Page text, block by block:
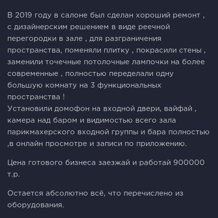
В 2019 году в салоне был сделан хороший ремонт ,
с дизайнерским решением в виде реечной
перегородки в зале , для разграничения
пространства, поменяли плитку , покрасили стены ,
заменили точечные потолочные лампочки на более
современные , полностью переделали одну
большую комнату на 3 функциональных
пространства !
Установили домофон на входной двери, вайфай ,
камера над баром и видимостью всего зала
парикмахерского входной группы и бара полностью
,в онлайн просмотре и записи по приложению.
Цена готового бизнеса заезжай и работай 900000
т.р.
Остается абсолютно всё, что перечислено из
оборудования.